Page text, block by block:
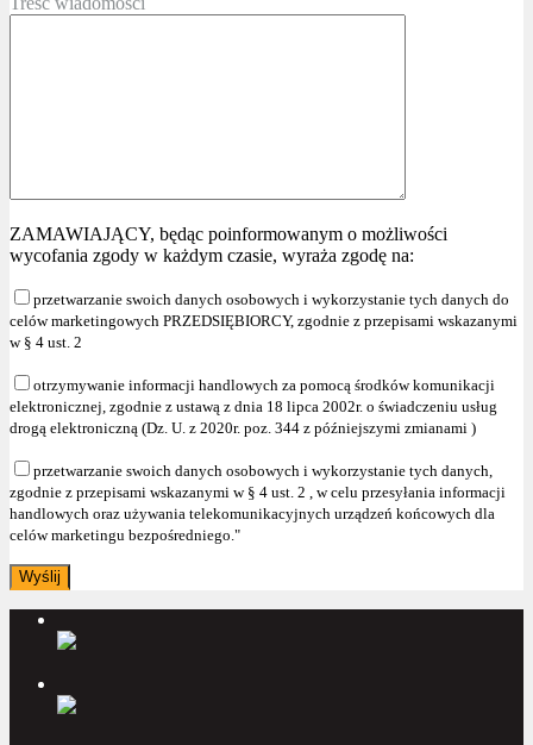
ZAMAWIAJĄCY, będąc poinformowanym o możliwości
wycofania zgody w każdym czasie, wyraża zgodę na:
przetwarzanie swoich danych osobowych i wykorzystanie tych danych do
celów marketingowych PRZEDSIĘBIORCY, zgodnie z przepisami wskazanymi
w § 4 ust. 2
otrzymywanie informacji handlowych za pomocą środków komunikacji
elektronicznej, zgodnie z ustawą z dnia 18 lipca 2002r. o świadczeniu usług
drogą elektroniczną (Dz. U. z 2020r. poz. 344 z późniejszymi zmianami )
przetwarzanie swoich danych osobowych i wykorzystanie tych danych,
zgodnie z przepisami wskazanymi w § 4 ust. 2 , w celu przesyłania informacji
handlowych oraz używania telekomunikacyjnych urządzeń końcowych dla
celów marketingu bezpośredniego."